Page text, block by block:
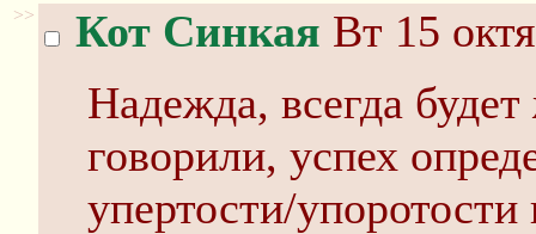
>> Кот Синкая Вт 15
Надежда, всегда
говорили, успех
упертости/